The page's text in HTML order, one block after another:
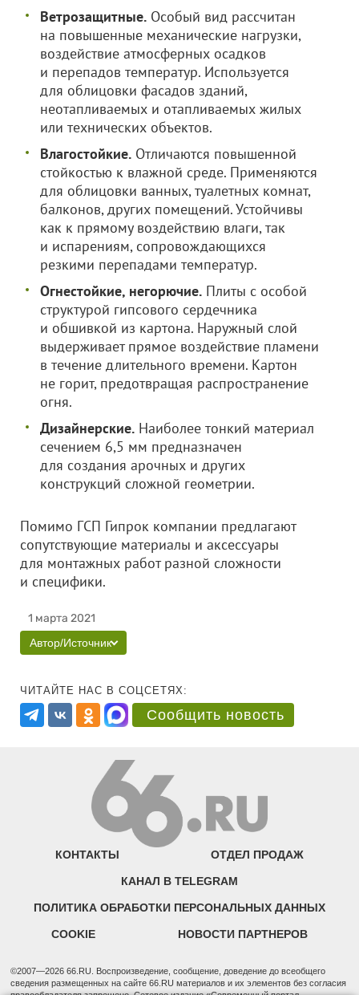
Ветрозащитные. Особый вид рассчитан
на повышенные механические нагрузки,
воздействие атмосферных осадков
и перепадов температур. Используется
для облицовки фасадов зданий,
неотапливаемых и отапливаемых жилых
или технических объектов.
Влагостойкие. Отличаются повышенной
стойкостью к влажной среде. Применяются
для облицовки ванных, туалетных комнат,
балконов, других помещений. Устойчивы
как к прямому воздействию влаги, так
и испарениям, сопровождающихся
резкими перепадами температур.
Огнестойкие, негорючие. Плиты с особой
структурой гипсового сердечника
и обшивкой из картона. Наружный слой
выдерживает прямое воздействие пламени
в течение длительного времени. Картон
не горит, предотвращая распространение
огня.
Дизайнерские. Наиболее тонкий материал
сечением 6,5 мм предназначен
для создания арочных и других
конструкций сложной геометрии.
Помимо ГСП Гипрок компании предлагают
сопутствующие материалы и аксессуары
для монтажных работ разной сложности
и специфики.
1 марта 2021
Автор/Источник
ЧИТАЙТЕ НАС В СОЦСЕТЯХ:
Сообщить новость
КОНТАКТЫ ОТДЕЛ ПРОДАЖ
КАНАЛ В TELEGRAM
ПОЛИТИКА ОБРАБОТКИ ПЕРСОНАЛЬНЫХ ДАННЫХ
COOKIE НОВОСТИ ПАРТНЕРОВ
©2007—2026 66.RU. Воспроизведение, сообщение, доведение до всеобщего
сведения размещенных на сайте 66.RU материалов и их элементов без согласия